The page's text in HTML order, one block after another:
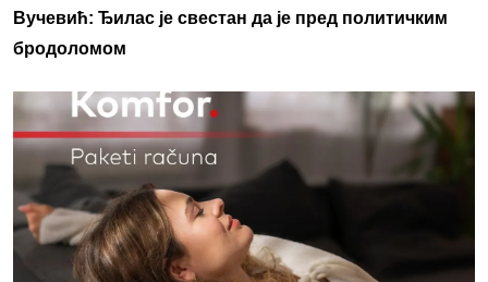
Вучевић: Ђилас је свестан да је пред политичким
бродоломом